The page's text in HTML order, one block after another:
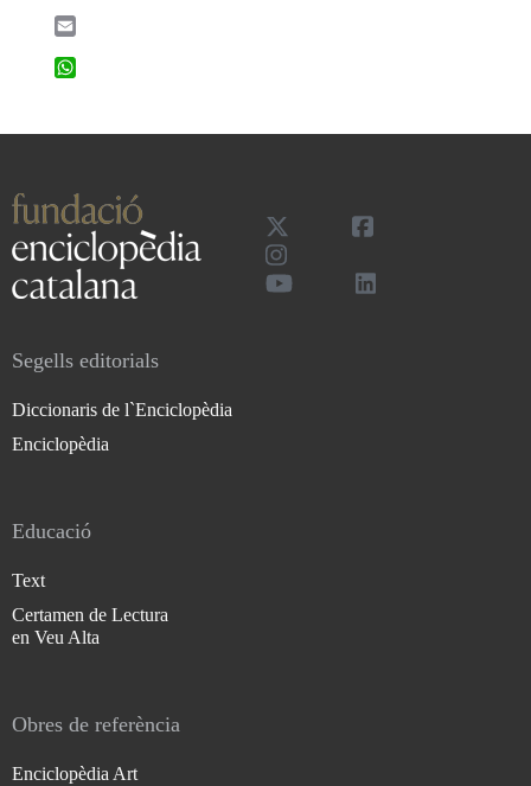
Segells editorials
Diccionaris de l`Enciclopèdia
Enciclopèdia
Educació
Text
Certamen de Lectura
en Veu Alta
Obres de referència
Enciclopèdia Art